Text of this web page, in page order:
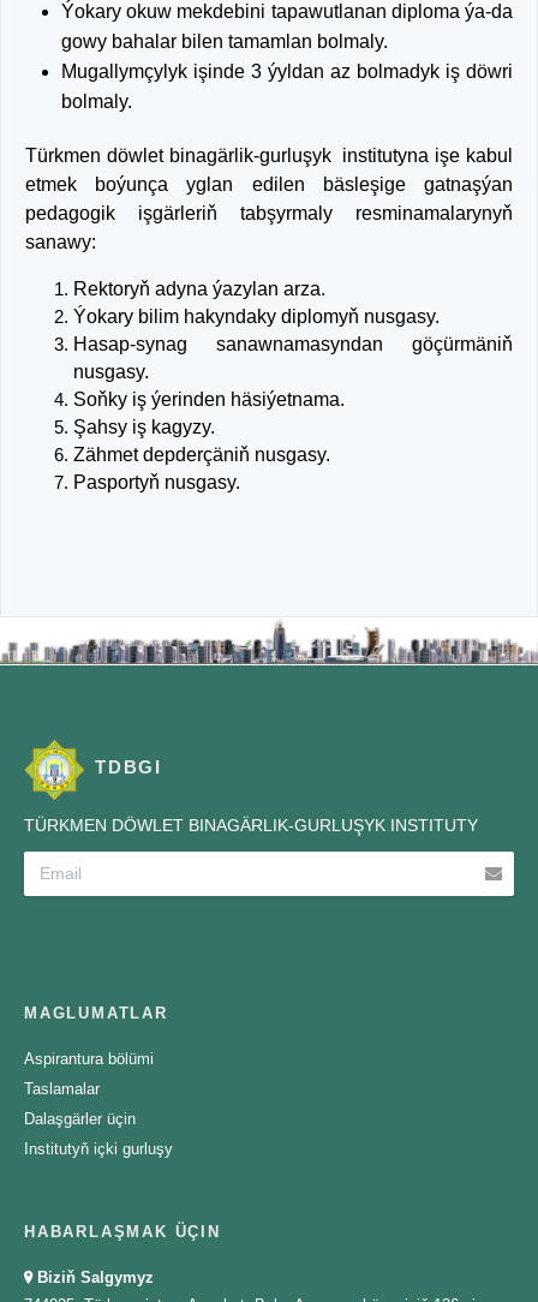
Ýokary okuw mekdebini tapawutlanan diploma ýa-da
gowy bahalar bilen tamamlan bolmaly.
Mugallymçylyk işinde 3 ýyldan az bolmadyk iş döwri
bolmaly.
Türkmen döwlet binagärlik-gurluşyk institutyna işe kabul
etmek boýunça yglan edilen bäsleşige gatnaşýan
pedagogik işgärleriň tabşyrmaly resminamalarynyň
sanawy:
Rektoryň adyna ýazylan arza.
Ýokary bilim hakyndaky diplomyň nusgasy.
Hasap-synag sanawnamasyndan göçürmäniň
nusgasy.
Soňky iş ýerinden häsiýetnama.
Şahsy iş kagyzy.
Zähmet depderçäniň nusgasy.
Pasportyň nusgasy.
TDBGI
TÜRKMEN DÖWLET BINAGÄRLIK-GURLUŞYK INSTITUTY
MAGLUMATLAR
Aspirantura bölümi
Taslamalar
Dalaşgärler üçin
Institutyň içki gurluşy
HABARLAŞMAK ÜÇIN
Biziň Salgymyz